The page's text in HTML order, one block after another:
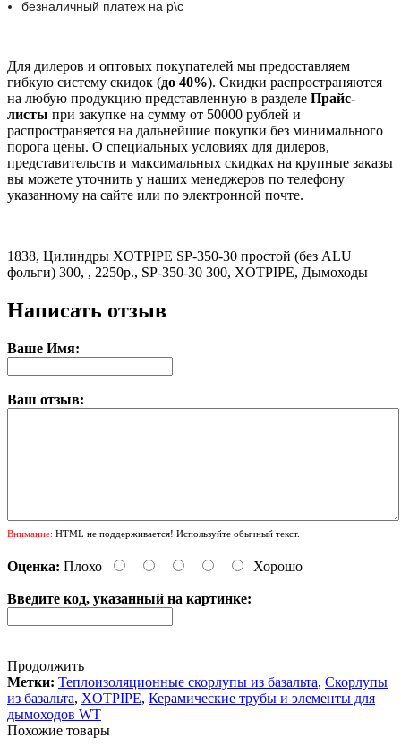
безналичный платеж на р\с
Для дилеров и оптовых покупателей мы предоставляем
гибкую систему скидок (до 40%). Скидки распространяются
на любую продукцию представленную в разделе Прайс-
листы при закупке на сумму от 50000 рублей и
распространяется на дальнейшие покупки без минимального
порога цены. О специальных условиях для дилеров,
представительств и максимальных скидках на крупные заказы
вы можете уточнить у наших менеджеров по телефону
указанному на сайте или по электронной почте.
1838, Цилиндры XOTPIPE SP-350-30 простой (без ALU
фольги) 300, , 2250р., SP-350-30 300, XOTPIPE, Дымоходы
Написать отзыв
Ваше Имя:
Ваш отзыв:
Внимание: HTML не поддерживается! Используйте обычный текст.
Оценка: Плохо Хорошо
Введите код, указанный на картинке:
Продолжить
Метки: Теплоизоляционные скорлупы из базальта, Cкорлупы
из базальта, XOTPIPE, Керамические трубы и элементы для
дымоходов WT
Похожие товары